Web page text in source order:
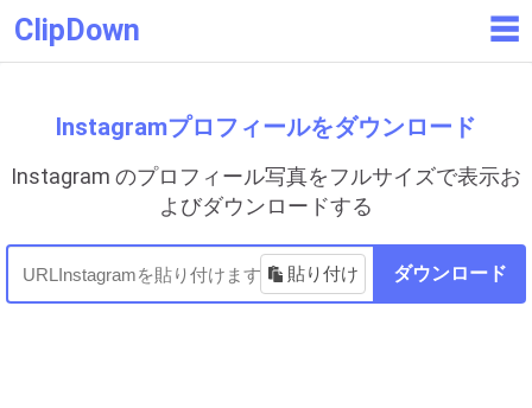
ClipDown ☰
Instagramプロフィールをダウンロード
Instagram のプロフィール写真をフルサイズで表示お
よびダウンロードする
貼り付け ダウンロード